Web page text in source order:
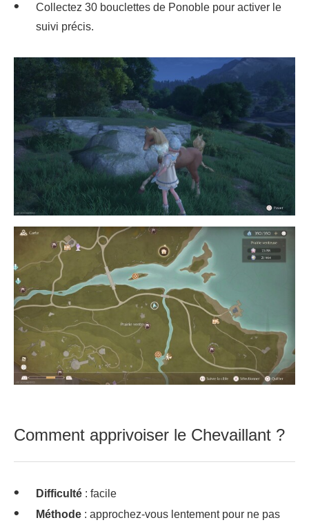
Collectez 30 bouclettes de Ponoble pour activer le
suivi précis.
Comment apprivoiser le Chevaillant ?
Difficulté : facile
Méthode : approchez-vous lentement pour ne pas